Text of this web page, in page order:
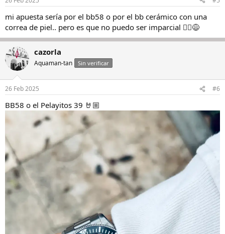
mi apuesta sería por el bb58 o por el bb cerámico con una
correa de piel.. pero es que no puedo ser imparcial 🙂‍↕😅
cazorla
Aquaman-tan Sin verificar
26 Feb 2025 #6
BB58 o el Pelayitos 39 🤘🏼